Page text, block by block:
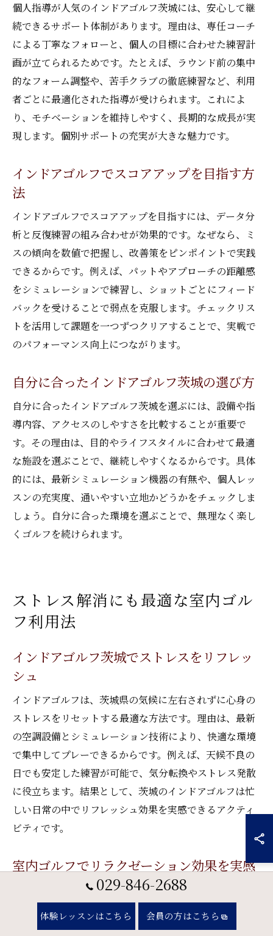
個人指導が人気のインドアゴルフ茨城には、安心して継
続できるサポート体制があります。理由は、専任コーチ
による丁寧なフォローと、個人の目標に合わせた練習計
画が立てられるためです。たとえば、ラウンド前の集中
的なフォーム調整や、苦手クラブの徹底練習など、利用
者ごとに最適化された指導が受けられます。これによ
り、モチベーションを維持しやすく、長期的な成長が実
現します。個別サポートの充実が大きな魅力です。
インドアゴルフでスコアアップを目指す方
法
インドアゴルフでスコアアップを目指すには、データ分
析と反復練習の組み合わせが効果的です。なぜなら、ミ
スの傾向を数値で把握し、改善策をピンポイントで実践
できるからです。例えば、パットやアプローチの距離感
をシミュレーションで練習し、ショットごとにフィード
バックを受けることで弱点を克服します。チェックリス
トを活用して課題を一つずつクリアすることで、実戦で
のパフォーマンス向上につながります。
自分に合ったインドアゴルフ茨城の選び方
自分に合ったインドアゴルフ茨城を選ぶには、設備や指
導内容、アクセスのしやすさを比較することが重要で
す。その理由は、目的やライフスタイルに合わせて最適
な施設を選ぶことで、継続しやすくなるからです。具体
的には、最新シミュレーション機器の有無や、個人レッ
スンの充実度、通いやすい立地かどうかをチェックしま
しょう。自分に合った環境を選ぶことで、無理なく楽し
くゴルフを続けられます。
ストレス解消にも最適な室内ゴル
フ利用法
インドアゴルフ茨城でストレスをリフレッ
シュ
インドアゴルフは、茨城県の気候に左右されずに心身の
ストレスをリセットする最適な方法です。理由は、最新
の空調設備とシミュレーション技術により、快適な環境
で集中してプレーできるからです。例えば、天候不良の
日でも安定した練習が可能で、気分転換やストレス発散
に役立ちます。結果として、茨城のインドアゴルフは忙
しい日常の中でリフレッシュ効果を実感できるアクティ
ビティです。
室内ゴルフでリラクゼーション効果を実感
室内ゴルフは、静かな環境で集中してスイングに取り組
029-846-2688
体験レッスンはこちら 会員の方はこちら